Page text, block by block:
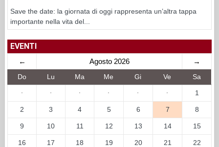
Save the date: la giornata di oggi rappresenta un’altra tappa
importante nella vita del...
EVENTI
← Agosto 2026 →
Do Lu Ma Me Gi Ve Sa
· · · · · · 1
2 3 4 5 6 7 8
9 10 11 12 13 14 15
16 17 18 19 20 21 22